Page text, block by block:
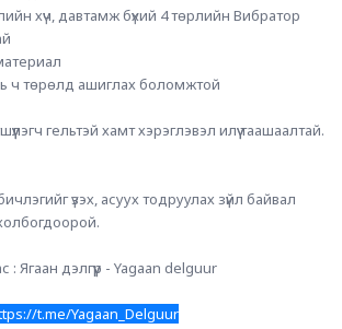
хүч, давтамж бүхий 4 төрлийн Вибратор
ч төрөлд ашиглах боломжтой
гельтэй хамт хэрэглэвэл илүү таашаалтай.
үзэх, асуух тодруулах зүйл байвал
: Ягаан дэлгүүр - Yagaan delguur
t.me/Yagaan_Delguur